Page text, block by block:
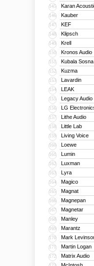
145 Karan
146 Kauber
147 KEF
148 Klipsch
149 Krell
150 Kronos Audio
151 Kubala Sosna
152 Kuzma
153 Lavardin
154 LEAK
155 Legacy Audio
156 LG
157 Lithe Audio
158 Little Lab
159 Living Voice
160 Loewe
161 Lumin
162 Luxman
163 Lyra
164 Magico
165 Magnat
166 Magnepan
167 Magnetar
168 Manley
169 Marantz
170 Mark
171 Martin Logan
172 Matrix Audio